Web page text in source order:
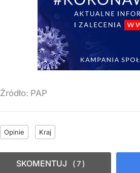
Źródło: PAP
Opinie Kraj
SKOMENTUJ 7